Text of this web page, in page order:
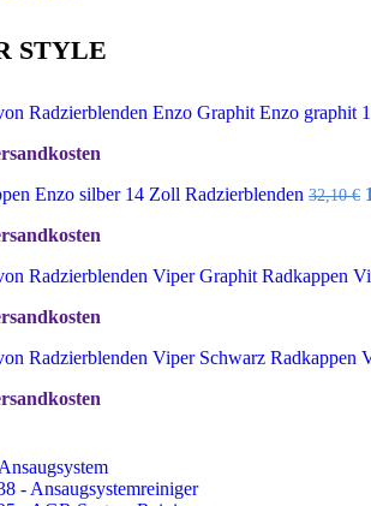
STYLE
Enzo graphit
Enzo silber 14 Zoll Radzierblenden 32,10€
Radkappen
Radkappen
- Ansaugsystemreiniger